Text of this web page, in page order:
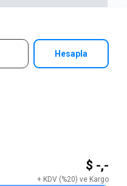
Hesapla
$ -,-
+ KDV (%20) ve Kargo